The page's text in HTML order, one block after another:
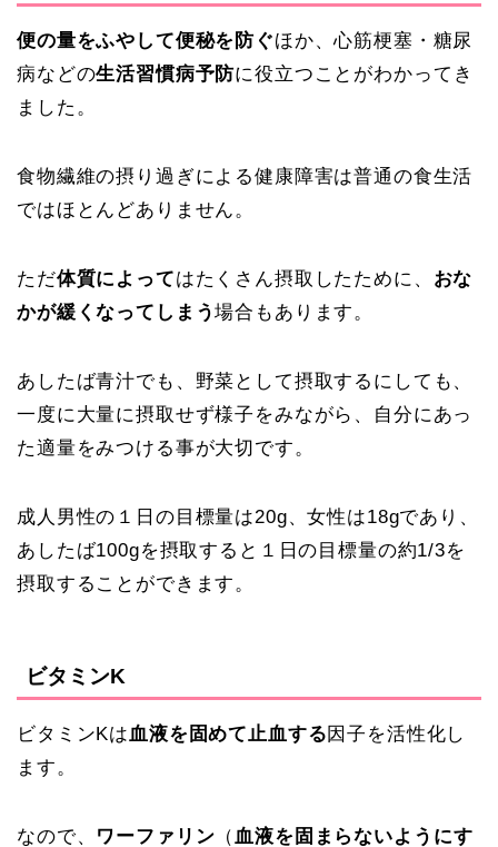
便の量をふやして便秘を防ぐほか、心筋梗塞・糖尿
病などの生活習慣病予防に役立つことがわかってき
ました。
食物繊維の摂り過ぎによる健康障害は普通の食生活
ではほとんどありません。
ただ体質によってはたくさん摂取したために、 おな
かが緩くなってしまう場合もあります。
あしたば青汁でも、野菜として摂取するにしても、
一度に大量に摂取せず様子をみながら、自分にあっ
た適量をみつける事が大切です。
成人男性の１日の目標量は20g、女性は18gであり、
あしたば100gを摂取すると１日の目標量の約1/3を
摂取することができます。
ビタミンK
ビタミンKは血液を固めて止血する因子を活性化し
ます。
なので、 ワーファリン （血液を固まらないようにす